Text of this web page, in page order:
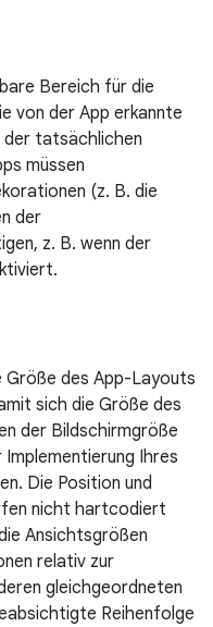
Bereich für die
von der App erkannte
tatsächlichen
müssen
(z. B. die
der
z. B. wenn der
Größe des App-Layouts
sich die Größe des
der Bildschirmgröße
Implementierung Ihres
Die Position und
nicht hartcodiert
Ansichtsgrößen
relativ zur
gleichgeordneten
Reihenfolge